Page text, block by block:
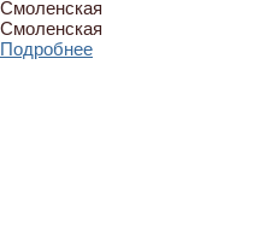
Смоленская
Смоленская
Подробнее